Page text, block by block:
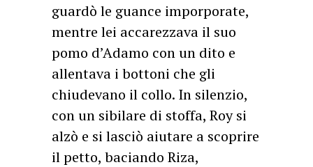
guardò le guance imporporate,
mentre lei accarezzava il suo
pomo d’Adamo con un dito e
allentava i bottoni che gli
chiudevano il collo. In silenzio,
con un sibilare di stoffa, Roy si
alzò e si lasciò aiutare a scoprire
il petto, baciando Riza,